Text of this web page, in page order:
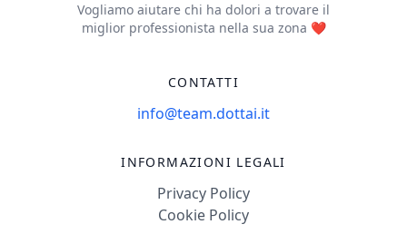
Vogliamo aiutare chi ha dolori a trovare il
miglior professionista nella sua zona ❤️
CONTATTI
info@team.dottai.it
INFORMAZIONI LEGALI
Privacy Policy
Cookie Policy